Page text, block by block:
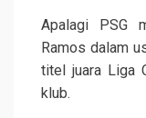
Apalagi PSG
Ramos dalam
titel juara Liga
klub.